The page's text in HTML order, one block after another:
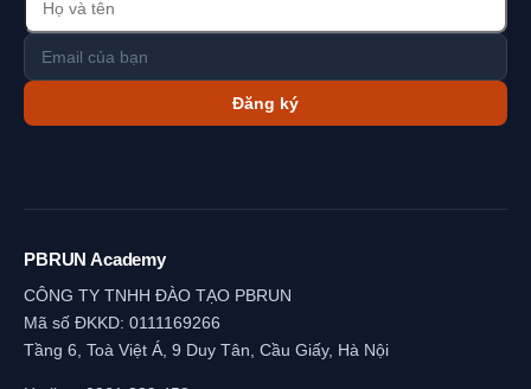
Đăng ký
PBRUN Academy
CÔNG TY TNHH ĐÀO TẠO PBRUN
Mã số ĐKKD: 0111169266
Tầng 6, Toà Việt Á, 9 Duy Tân, Cầu Giấy, Hà Nội